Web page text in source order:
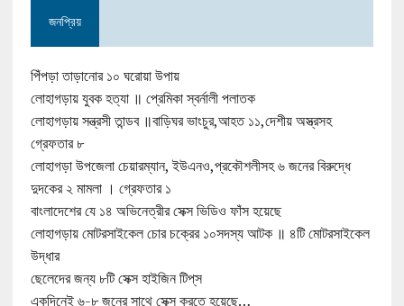
জনপ্রিয়
পিঁপড়া তাড়ানোর ১০ ঘরোয়া উপায়
লোহাগড়ায় যুবক হত্যা ॥ প্রেমিকা স্বর্নালী পলাতক
লোহাগড়ায় সন্ত্রসী তান্ডব ॥বাড়িঘর ভাংচুর,আহত ১১,দেশীয় অস্ত্রসহ
গ্রেফতার ৮
লোহাগড়া উপজেলা চেয়ারম্যান, ইউএনও,প্রকৌশলীসহ ৬ জনের বিরুদ্ধে
দুদকের ২ মামলা । গ্রেফতার ১
বাংলাদেশের যে ১৪ অভিনেত্রীর সেক্স ভিডিও ফাঁস হয়েছে
লোহাগড়ায় মোটরসাইকেল চোর চক্রের ১০সদস্য আটক ॥ ৪টি মোটরসাইকেল
উদ্ধার
ছেলেদের জন্য ৮টি সেক্স হাইজিন টিপ্‌স
একদিনেই ৬-৮ জনের সাথে সেক্স করতে হয়েছে…